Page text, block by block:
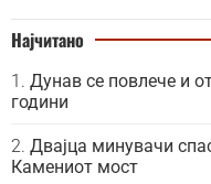
Најчитано
Дунав се повлече и
години
Двајца минувачи
Камениот мост